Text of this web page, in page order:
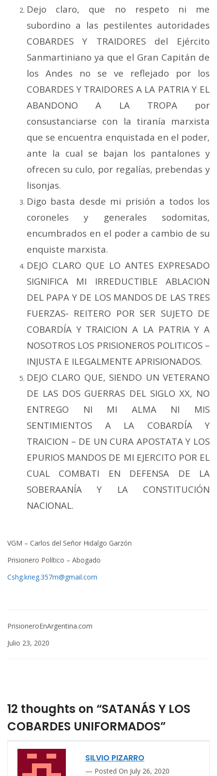
Dejo claro, que no respeto ni me
subordino a las pestilentes autoridades
COBARDES Y TRAIDORES del Ejército
Sanmartiniano ya que el Gran Capitán de
los Andes no se ve reflejado por los
COBARDES Y TRAIDORES A LA PATRIA Y EL
ABANDONO A LA TROPA por
consustanciarse con la tiranía marxista
que se encuentra enquistada en el poder,
ante la cual se bajan los pantalones y
ofrecen su culo, por regalías, prebendas y
lisonjas.
Digo basta desde mi prisión a todos los
coroneles y generales sodomitas,
encumbrados en el poder a cambio de su
enquiste marxista.
DEJO CLARO QUE LO ANTES EXPRESADO
SIGNIFICA MI IRREDUCTIBLE ABLACION
DEL PAPA Y DE LOS MANDOS DE LAS TRES
FUERZAS- REITERO POR SER SUJETO DE
COBARDÍA Y TRAICION A LA PATRIA Y A
NOSOTROS LOS PRISIONEROS POLITICOS –
INJUSTA E ILEGALMENTE APRISIONADOS.
DEJO CLARO QUE, SIENDO UN VETERANO
DE LAS DOS GUERRAS DEL SIGLO XX, NO
ENTREGO NI MI ALMA NI MIS
SENTIMIENTOS A LA COBARDÍA Y
TRAICION – DE UN CURA APOSTATA Y LOS
EPURIOS MANDOS DE MI EJERCITO POR EL
CUAL COMBATI EN DEFENSA DE LA
SOBERAANÍA Y LA CONSTITUCIÓN
NACIONAL.
VGM – Carlos del Señor Hidalgo Garzón
Prisionero Político – Abogado
Cshg.krieg.357m@gmail.com
PrisioneroEnArgentina.com
Julio 23, 2020
12 thoughts on “SATANÁS Y LOS
COBARDES UNIFORMADOS”
SILVIO PIZARRO
Posted On July 26, 2020